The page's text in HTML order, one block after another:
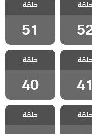
مدبلج
52
المخملية مدبلج
الحلقة 51
حلقة
51
الطبقة
مدبلج
41
41
مسلسل الطبقة
المخملية مدبلج
الحلقة 40
حلقة
40
الطبقة
مدبلج
30
مسلسل الطبقة
المخملية مدبلج
الحلقة 29
حلقة